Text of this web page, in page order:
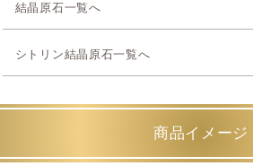
結晶原石一覧へ
シトリン結晶原石一覧へ
商品イメージ